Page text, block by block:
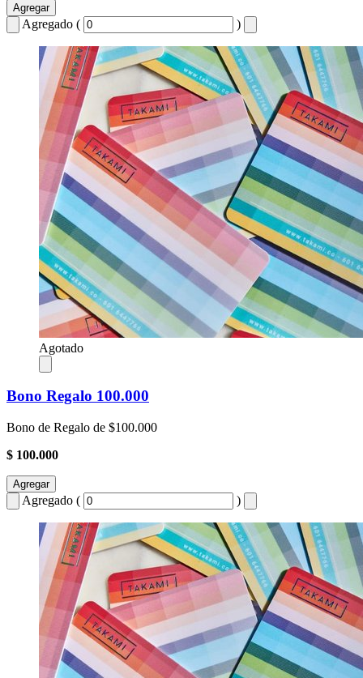
Agregar
Agregado ( )
Agotado
Bono Regalo 100.000
Bono de Regalo de $100.000
$ 100.000
Agregar
Agregado ( )